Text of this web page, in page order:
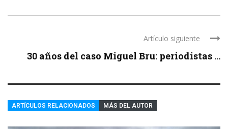
Artículo siguiente
30 años del caso Miguel Bru: periodistas ...
ARTÍCULOS RELACIONADOS MÁS DEL AUTOR